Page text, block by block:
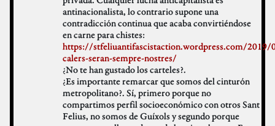
antinacionalista, lo contrario supone una
contradicción continua que acaba convirtiéndose
en carne para chistes:
https://stfeliuantifascistaction.wordpress.com/
calers-seran-sempre-nostres/
¿No te han gustado los carteles?.
¿Es importante remarcar que somos del cinturón
metropolitano?. Sí, primero porque no
compartimos perfil socioeconómico con otros Sant
Felius, no somos de Guíxols y segundo porque